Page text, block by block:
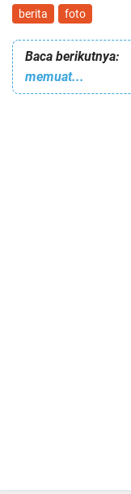
berita foto
Baca berikutnya:
memuat...